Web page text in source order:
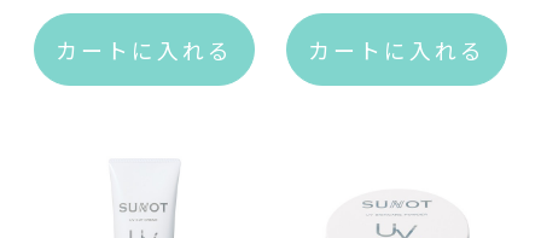
SWISS PERFECTION
皮膚科・形成外科・美容医療
カートに入れる カートに入れる